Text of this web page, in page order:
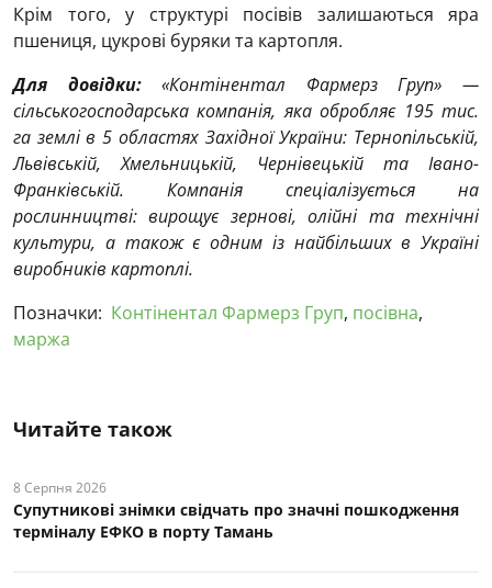
Крім того, у структурі посівів залишаються яра
пшениця, цукрові буряки та картопля.
Для довідки:«Контінентал Фармерз Груп» —
сільськогосподарська компанія, яка обробляє 195 тис.
га землі в 5 областях Західної України: Тернопільській,
Львівській, Хмельницькій, Чернівецькій та Івано-
Франківській. Компанія спеціалізується на
рослинництві: вирощує зернові, олійні та технічні
культури, а також є одним із найбільших в Україні
виробників картоплі.
Позначки: Контінентал Фармерз Груп, посівна,
маржа
Читайте також
8 Серпня 2026
Супутникові знімки свідчать про значні пошкодження
терміналу ЕФКО в порту Тамань